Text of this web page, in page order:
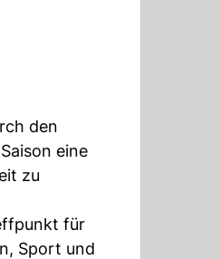
den
eine
zu
für
Sport und